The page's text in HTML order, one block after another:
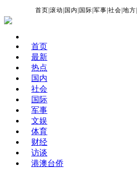
首页 |滚动 国内 国际 |军事 |社会 |地方
首页
最新
热点
国内
社会
国际
军事
文娱
体育
财经
访谈
港澳台侨